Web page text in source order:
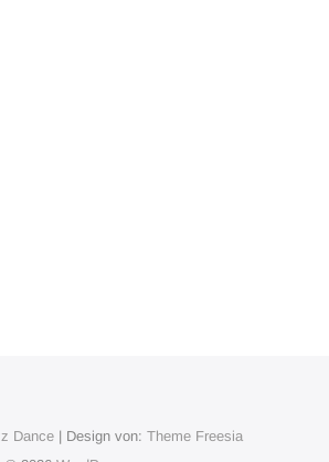
Dance| Design von: Theme Freesia